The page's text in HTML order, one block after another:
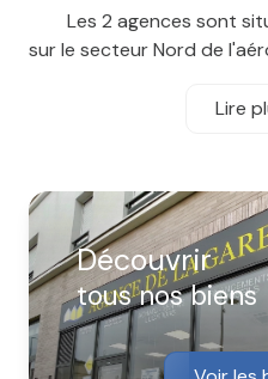
Découvrir
tous nos biens
Les 2 agences sont
sur le secteur Nord de
l'Oise (60) ? Nos agences
les plus précises et vous
expérience afin de vous
doit.
Nos agences
Louvres, Puiseux en
Lire